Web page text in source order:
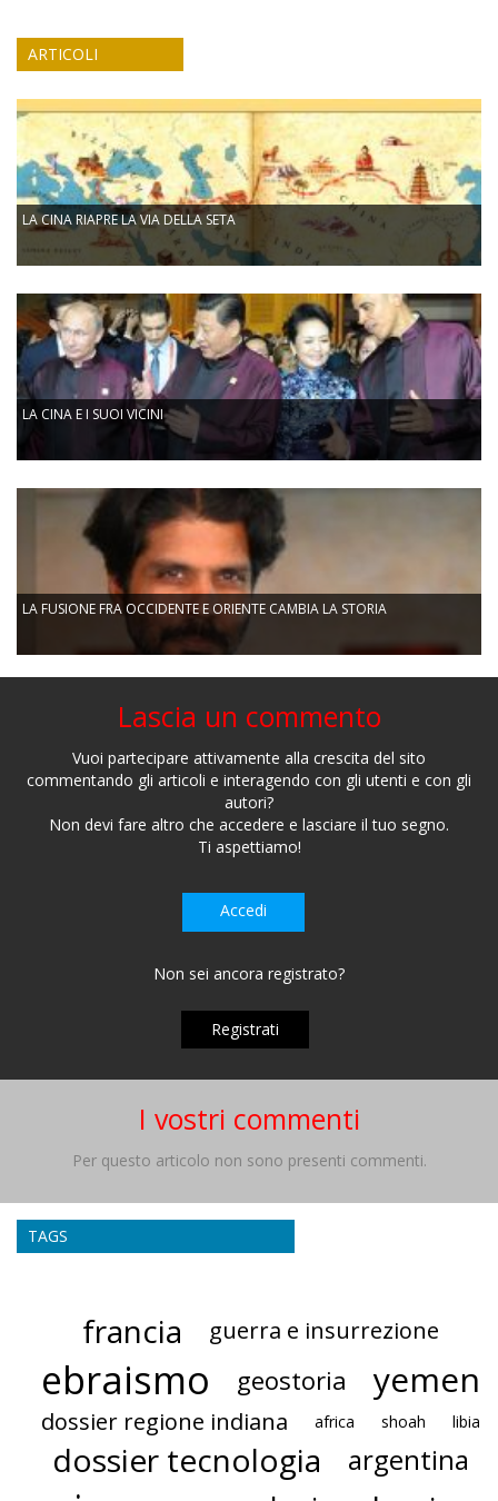
ARTICOLI
LA CINA RIAPRE LA VIA DELLA SETA
LA CINA E I SUOI VICINI
LA FUSIONE FRA OCCIDENTE E ORIENTE CAMBIA LA STORIA
Lascia un commento
Vuoi partecipare attivamente alla crescita del sito
commentando gli articoli e interagendo con gli utenti e con gli
autori?
Non devi fare altro che accedere e lasciare il tuo segno.
Ti aspettiamo!
Accedi
Non sei ancora registrato?
Registrati
I vostri commenti
Per questo articolo non sono presenti commenti.
TAGS
francia guerra e insurrezione
ebraismo geostoria yemen
dossier regione indiana africa shoah libia
dossier tecnologia argentina